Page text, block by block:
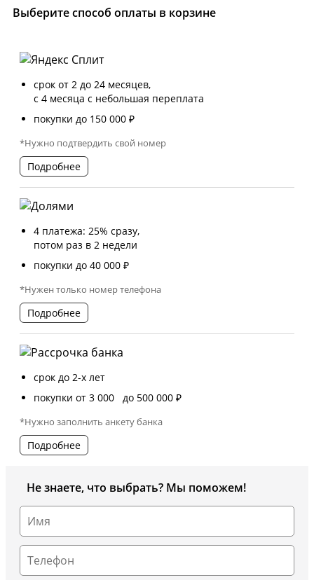
Выберите способ оплаты в корзине
срок от 2 до 24 месяцев,
с 4 месяца с небольшая переплата
покупки до 150 000 ₽
*Нужно подтвердить свой номер
Подробнее
4 платежа: 25% сразу,
потом раз в 2 недели
покупки до 40 000 ₽
*Нужен только номер телефона
Подробнее
срок до 2-х лет
покупки от 3 000 до 500 000 ₽
*Нужно заполнить анкету банка
Подробнее
Не знаете, что выбрать? Мы поможем!